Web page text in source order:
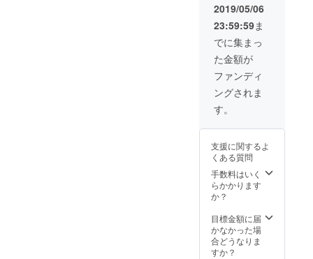
2019/05/06
23:59:59ま
でに集まっ
た金額が
ファンディ
ングされま
す。
支援に関するよ
くある質問
手数料はいく
らかかります
か？
目標金額に届
かなかった場
合どうなりま
すか？